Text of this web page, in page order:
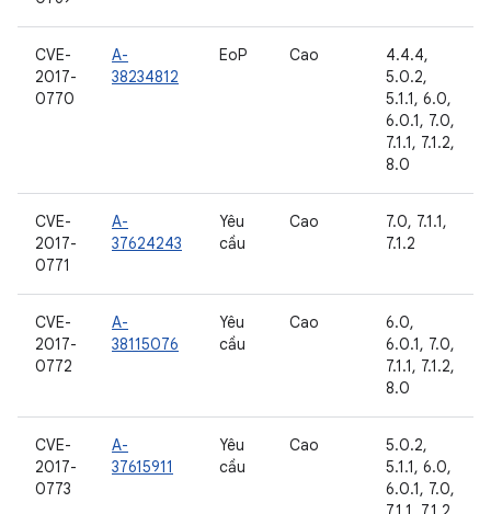
CVE-
2017-
0770
A-
38234812
EoP Cao
4.4.4,
5.0.2,
5.1.1, 6.0,
6.0.1, 7.0,
7.1.1, 7.1.2,
8.0
CVE-
2017-
0771
A-
37624243
Yêu
cầu
Cao
7.0, 7.1.1,
7.1.2
CVE-
2017-
0772
A-
38115076
Yêu
cầu
Cao
6.0,
6.0.1, 7.0,
7.1.1, 7.1.2,
8.0
CVE-
2017-
0773
A-
37615911
Yêu
cầu
Cao
5.0.2,
5.1.1, 6.0,
6.0.1, 7.0,